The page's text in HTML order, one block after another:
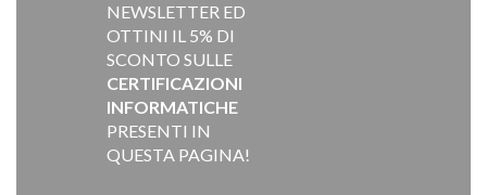
NEWSLETTER ED
OTTINI IL 5% DI
SCONTO SULLE
CERTIFICAZIONI
INFORMATICHE
PRESENTI IN
QUESTA PAGINA!